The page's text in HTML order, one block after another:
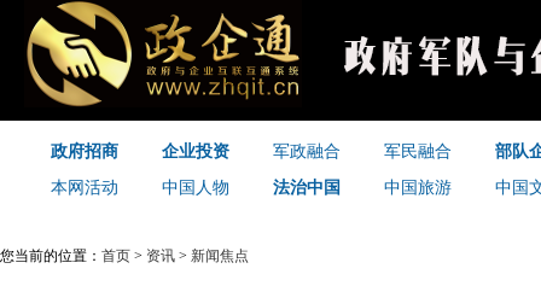
政府招商 企业投资 军政融合 军民融合
部队
本网活动
中国人物 法治中国 中国旅游 中国
您当前的位置： 首页 > 资讯 > 新闻焦点